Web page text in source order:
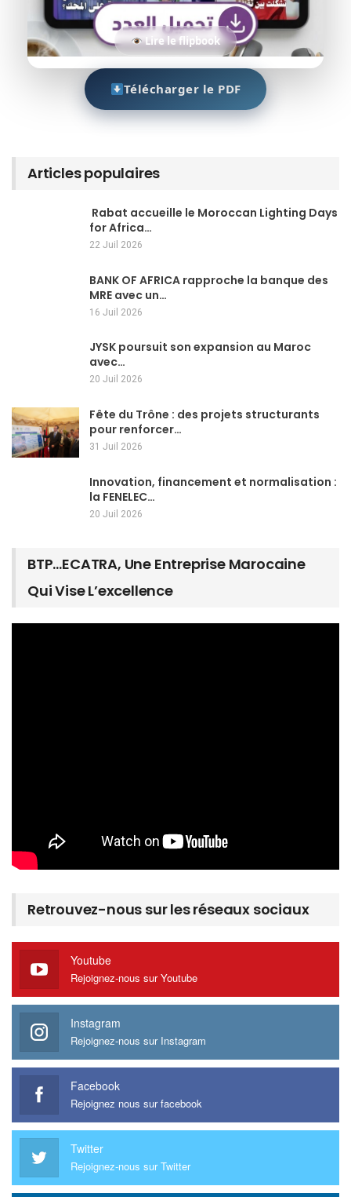
Lire le flipbook
Télécharger le PDF
Articles populaires
Rabat accueille le Moroccan Lighting Days
for Africa…
22 Juil 2026
BANK OF AFRICA rapproche la banque des
MRE avec un…
16 Juil 2026
JYSK poursuit son expansion au Maroc
avec…
20 Juil 2026
Fête du Trône : des projets structurants
pour renforcer…
31 Juil 2026
Innovation, financement et normalisation :
la FENELEC…
20 Juil 2026
BTP…ECATRA, Une Entreprise Marocaine
Qui Vise L’excellence
Retrouvez-nous sur les réseaux sociaux
Youtube
Rejoignez-nous sur Youtube
Instagram
Rejoignez-nous sur Instagram
Facebook
Rejoignez nous sur facebook
Twitter
Rejoignez-nous sur Twitter